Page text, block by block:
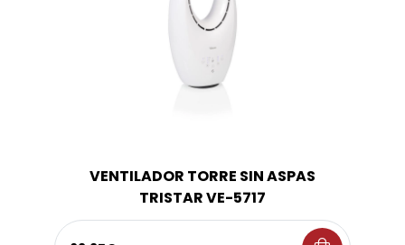
VENTILADOR TORRE SIN ASPAS
TRISTAR VE-5717